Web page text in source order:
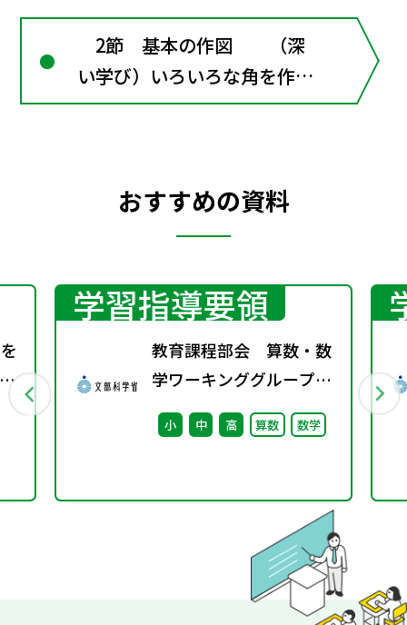
2節 基本の作図 （深
い学び）いろいろな角を作図
してみよう
おすすめの資料
学習指導要領
教育課程部会 算数・数
学ワーキンググループ
（第8回） 配付資料
※理科ワーキンググルー
小 中 高 算数 数学